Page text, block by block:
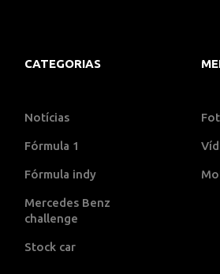
CATEGORIAS
Notícias
Fórmula 1
Fórmula indy
Mercedes Benz
challenge
Stock car